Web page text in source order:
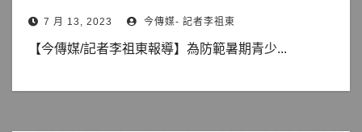
7 月 13, 2023 今傳媒- 記者李祖東
【今傳媒/記者李祖東報導】為防範暑期青少...